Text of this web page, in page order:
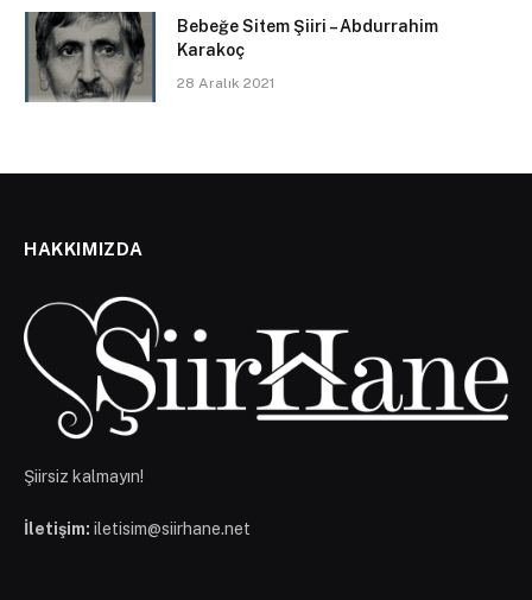
Bebeğe Sitem Şiiri – Abdurrahim
Karakoç
28 Aralık 2021
HAKKIMIZDA
Şiirsiz kalmayın!
İletişim: iletisim@siirhane.net